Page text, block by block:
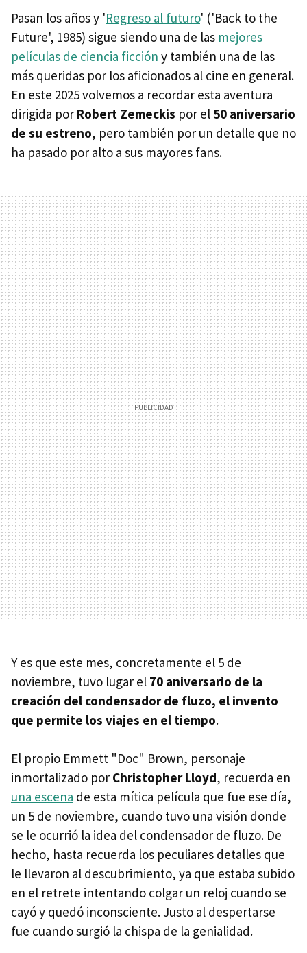
Pasan los años y 'Regreso al futuro' ('Back to the
Future', 1985) sigue siendo una de las mejores
películas de ciencia ficción y también una de las
más queridas por los aficionados al cine en general.
En este 2025 volvemos a recordar esta aventura
dirigida por Robert Zemeckis por el 50 aniversario
de su estreno, pero también por un detalle que no
ha pasado por alto a sus mayores fans.
Y es que este mes, concretamente el 5 de
noviembre, tuvo lugar el 70 aniversario de la
creación del condensador de fluzo, el invento
que permite los viajes en el tiempo.
El propio Emmett "Doc" Brown, personaje
inmortalizado por Christopher Lloyd, recuerda en
una escena de esta mítica película que fue ese día,
un 5 de noviembre, cuando tuvo una visión donde
se le ocurrió la idea del condensador de fluzo. De
hecho, hasta recuerda los peculiares detalles que
le llevaron al descubrimiento, ya que estaba subido
en el retrete intentando colgar un reloj cuando se
cayó y quedó inconsciente. Justo al despertarse
fue cuando surgió la chispa de la genialidad.